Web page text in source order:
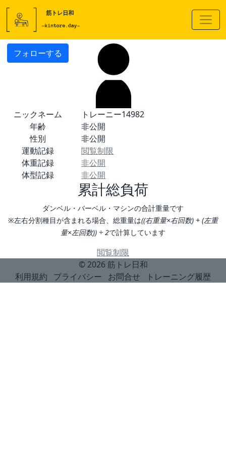
フォローする
ニックネーム
トレーニー14982
年齢
非公開
性別
非公開
運動記録
閲覧制限
体重記録
非公開
体型記録
非公開
累計総負荷
ダンベル・バーベル・マシンの合計重量です
※左右分割種目が含まれる場合、総重量は((右重量×右回数) + (左重
量×左回数)) ÷ 2で計算しています
閲覧制限
© 2026 筋トレ日和
利用規約
プライバシー お問合せ トレーニング履歴